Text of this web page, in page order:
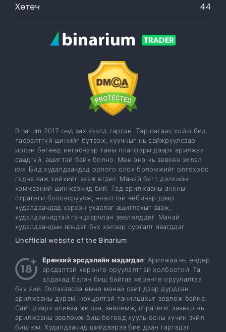
Хөтөч
44
Binarium 2017 онд зах зээлд гарсан. Тэр цагаас хойш бид
тасралтгүй шинийг бүтээж, хуучныг нь сайжруулсаар
ирсэн бөгөөд ингэснээр таны платформ дээрх арилжаа
саадгүй, ашигтай байх болно. Мөн энэ нь зөвхөн эхлэл
юм. Бид худалдаачдад орлого олох боломжийг олгохоос
гадна яаж хийхийг зааж өгдөг. Манай багт дэлхийн
хэмжээний шинжээчид бий. Тэд арилжааны анхны
стратеги боловсруулж, нээлттэй вебинар дээр
худалдаачдад хэрхэн ухаалаг ашиглахыг зааж,
худалдаачидтай ганцаарчлан зөвлөлддөг. Манай
худалдаачдын ярьдаг бүх хэлээр сургалт явагддаг.
Unofficial website of the Binarium
Ерөнхий эрсдэлийн мэдэгдэл: Арилжаа нь өндөр
эрсдэлтэй хөрөнгө оруулалттай холбоотой. Та
алдахад бэлэн биш байгаа хөрөнгө оруулалтаа
бүү хий. Эхлэхээсээ өмнө манай сайт дээр дурдсан
арилжааны дүрэм, нөхцөлтэй танилцахыг зөвлөж байна.
Сайт дээрх аливаа жишээ, зөвлөмж, стратеги, заавар нь
арилжааны зөвлөмж биш бөгөөд хууль ёсны хүчин зүйл
биш юм. Худалдаачид шийдвэрээ бие даан гаргадаг